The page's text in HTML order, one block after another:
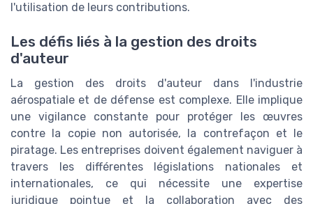
l'utilisation de leurs contributions.
Les défis liés à la gestion des droits
d'auteur
La gestion des droits d'auteur dans l'industrie
aérospatiale et de défense est complexe. Elle implique
une vigilance constante pour protéger les œuvres
contre la copie non autorisée, la contrefaçon et le
piratage. Les entreprises doivent également naviguer à
travers les différentes législations nationales et
internationales, ce qui nécessite une expertise
juridique pointue et la collaboration avec des